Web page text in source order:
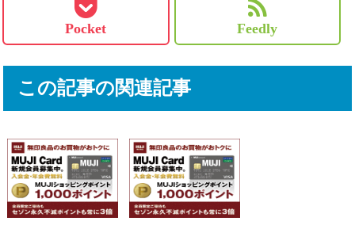
Pocket Feedly
この記事の関連記事